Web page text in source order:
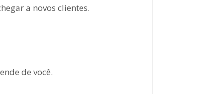
a novos clientes.
de você.